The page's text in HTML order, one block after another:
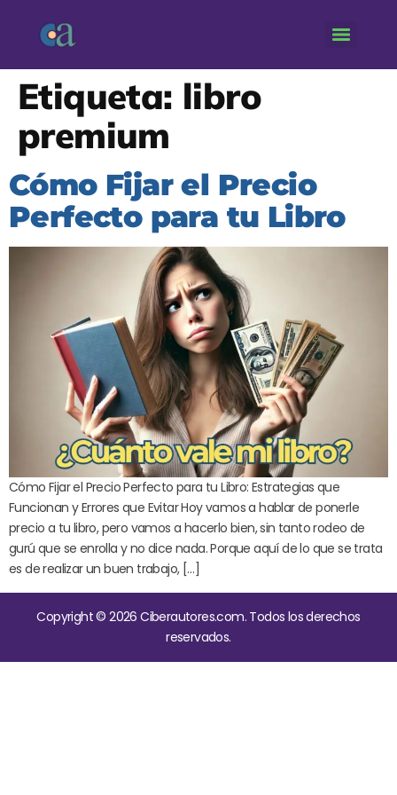
Etiqueta: libro
premium
Cómo Fijar el Precio
Perfecto para tu Libro
Cómo Fijar el Precio Perfecto para tu Libro: Estrategias que
Funcionan y Errores que Evitar Hoy vamos a hablar de ponerle
precio a tu libro, pero vamos a hacerlo bien, sin tanto rodeo de
gurú que se enrolla y no dice nada. Porque aquí de lo que se trata
es de realizar un buen trabajo, […]
Copyright © 2026 Ciberautores.com. Todos los derechos
reservados.